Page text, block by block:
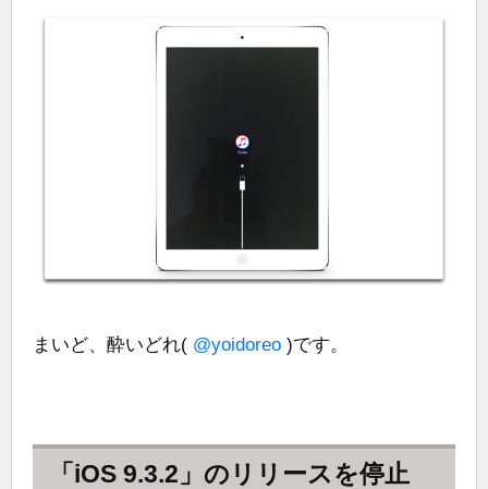
まいど、酔いどれ( @yoidoreo )です。
「iOS 9.3.2」のリリースを停止